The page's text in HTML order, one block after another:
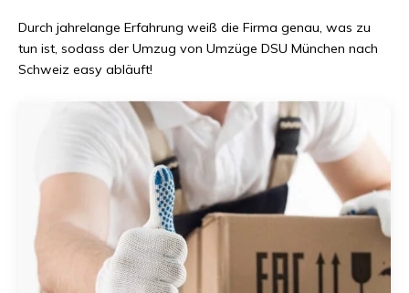
Durch jahrelange Erfahrung weiß die Firma genau, was zu
tun ist, sodass der Umzug von Umzüge DSU München nach
Schweiz easy abläuft!